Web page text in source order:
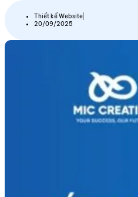
Thiết kế Website
20/09/2025